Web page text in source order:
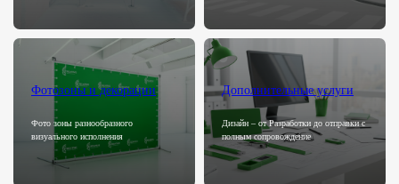
Фотозоны и декорации
Фото зоны разнообразного
визуального исполнения
Дополнительные услуги
Дизайн – от Разработки до отправки с
полным сопровождение